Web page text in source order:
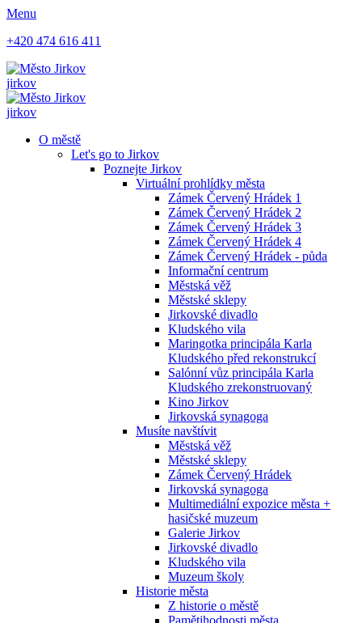
Menu
+420 474 616 411
jirkov
jirkov
O městě
Let's go to Jirkov
Poznejte Jirkov
Virtuální prohlídky města
Zámek Červený Hrádek 1
Zámek Červený Hrádek 2
Zámek Červený Hrádek 3
Zámek Červený Hrádek 4
Zámek Červený Hrádek - půda
Informační centrum
Městská věž
Městské sklepy
Jirkovské divadlo
Kludského vila
Maringotka principála Karla
Kludského před rekonstrukcí
Salónní vůz principála Karla
Kludského zrekonstruovaný
Kino Jirkov
Jirkovská synagoga
Musíte navštívit
Městská věž
Městské sklepy
Zámek Červený Hrádek
Jirkovská synagoga
Multimediální expozice města +
hasičské muzeum
Galerie Jirkov
Jirkovské divadlo
Kludského vila
Muzeum školy
Historie města
Z historie o městě
Pamětihodnosti města